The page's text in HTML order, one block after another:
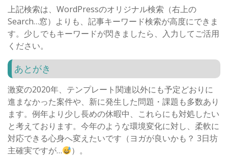
上記検索は、WordPressのオリジナル検索（右上の
Search…窓）よりも、記事キーワード検索が高度にできま
す。少しでもキーワードが閃きましたら、入力してご活用
ください。
あとがき
激変の2020年、テンプレート関連以外にも予定どおりに
進まなかった案件や、新に発生した問題・課題も多数あり
ます。例年より少し長めの休暇中、これらにも対処したい
と考えております。今年のような環境変化に対し、柔軟に
対応できる心身へ変えたいです（ヨガが良いかも？ 3日坊
主確実ですが…
）。